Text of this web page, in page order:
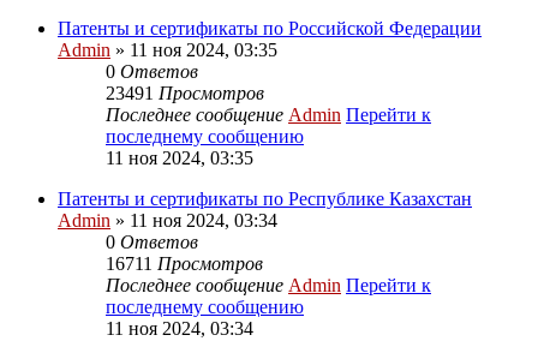
Патенты и сертификаты по Российской Федерации
Admin » 11 ноя 2024, 03:35
0 Ответов
23491 Просмотров
Последнее сообщение Admin Перейти к
последнему сообщению
11 ноя 2024, 03:35
Патенты и сертификаты по Республике Казахстан
Admin » 11 ноя 2024, 03:34
0 Ответов
16711 Просмотров
Последнее сообщение Admin Перейти к
последнему сообщению
11 ноя 2024, 03:34